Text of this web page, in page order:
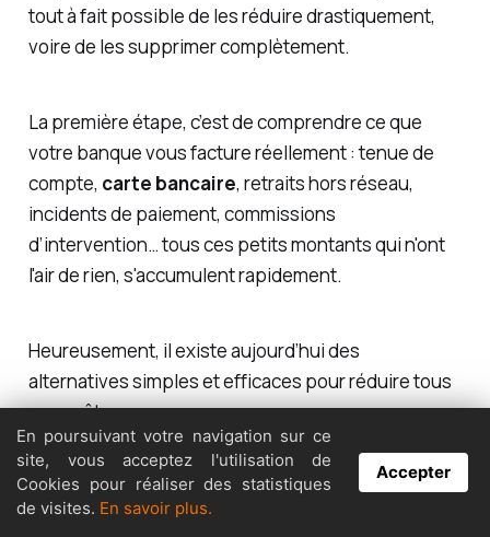
tout à fait possible de les réduire drastiquement,
voire de les supprimer complètement.
La première étape, c’est de comprendre ce que
votre banque vous facture réellement : tenue de
compte, carte bancaire, retraits hors réseau,
incidents de paiement, commissions
d’intervention… tous ces petits montants qui n'ont
l'air de rien, s'accumulent rapidement.
Heureusement, il existe aujourd’hui des
alternatives simples et efficaces pour réduire tous
ces coûts.
En poursuivant votre navigation sur ce
site, vous acceptez l'utilisation de
Cookies pour réaliser des statistiques
de visites. En savoir plus.
Accepter